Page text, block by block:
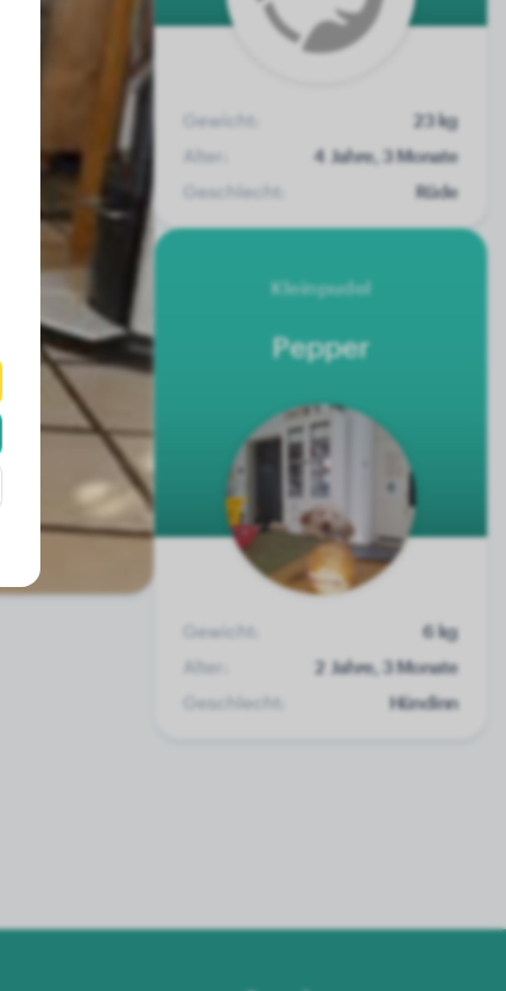
Gewicht:
23 kg
Alter:
4 Jahre, 3 Monate
Geschlecht:
Rüde
Kleinpudel
Pepper
Gewicht:
6 kg
Alter:
2 Jahre, 3 Monate
Geschlecht:
Hündinn